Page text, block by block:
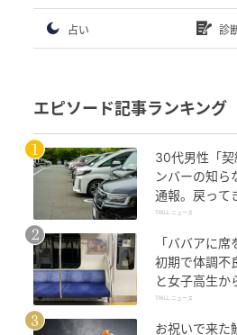
占い 診
エピソード記事ランキング
30代男性「
ンバーの知ら
通報。戻って
の“言い分”に
TRILL ニュース
「ババアに
初期で体調不
と女子高生か
い気持ちは今
TRILL ニュース
お祝いで来た